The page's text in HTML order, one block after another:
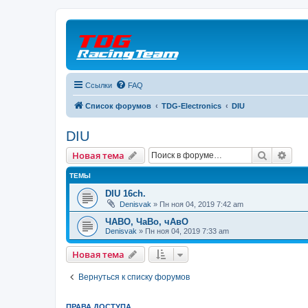
Ссылки FAQ
Список форумов TDG-Electronics DIU
DIU
Новая тема Поиск
ТЕМЫ
DIU 16ch.
Denisvak » Пн ноя 04, 2019 7:42 am
ЧАВО, ЧаВо, чАвО
Denisvak » Пн ноя 04, 2019 7:33 am
Новая тема
Вернуться к списку форумов